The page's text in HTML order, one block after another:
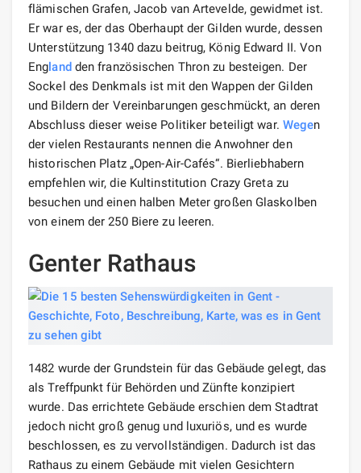
flämischen Grafen, Jacob van Artevelde, gewidmet ist.
Er war es, der das Oberhaupt der Gilden wurde, dessen
Unterstützung 1340 dazu beitrug, König Edward II. Von
Englandden französischen Thron zu besteigen. Der
Sockel des Denkmals ist mit den Wappen der Gilden
und Bildern der Vereinbarungen geschmückt, an deren
Abschluss dieser weise Politiker beteiligt war. Wegen
der vielen Restaurants nennen die Anwohner den
historischen Platz „Open-Air-Cafés“. Bierliebhabern
empfehlen wir, die Kultinstitution Crazy Greta zu
besuchen und einen halben Meter großen Glaskolben
von einem der 250 Biere zu leeren.
Genter Rathaus
1482 wurde der Grundstein für das Gebäude gelegt, das
als Treffpunkt für Behörden und Zünfte konzipiert
wurde. Das errichtete Gebäude erschien dem Stadtrat
jedoch nicht groß genug und luxuriös, und es wurde
beschlossen, es zu vervollständigen. Dadurch ist das
Rathaus zu einem Gebäude mit vielen Gesichtern